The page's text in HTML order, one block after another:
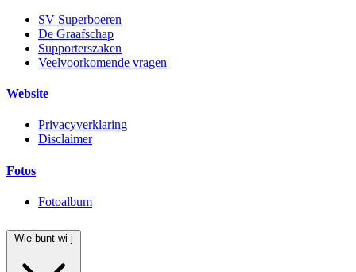
SV Superboeren
De Graafschap
Supporterszaken
Veelvoorkomende vragen
Website
Privacyverklaring
Disclaimer
Fotos
Fotoalbum
Wie bunt wi-j